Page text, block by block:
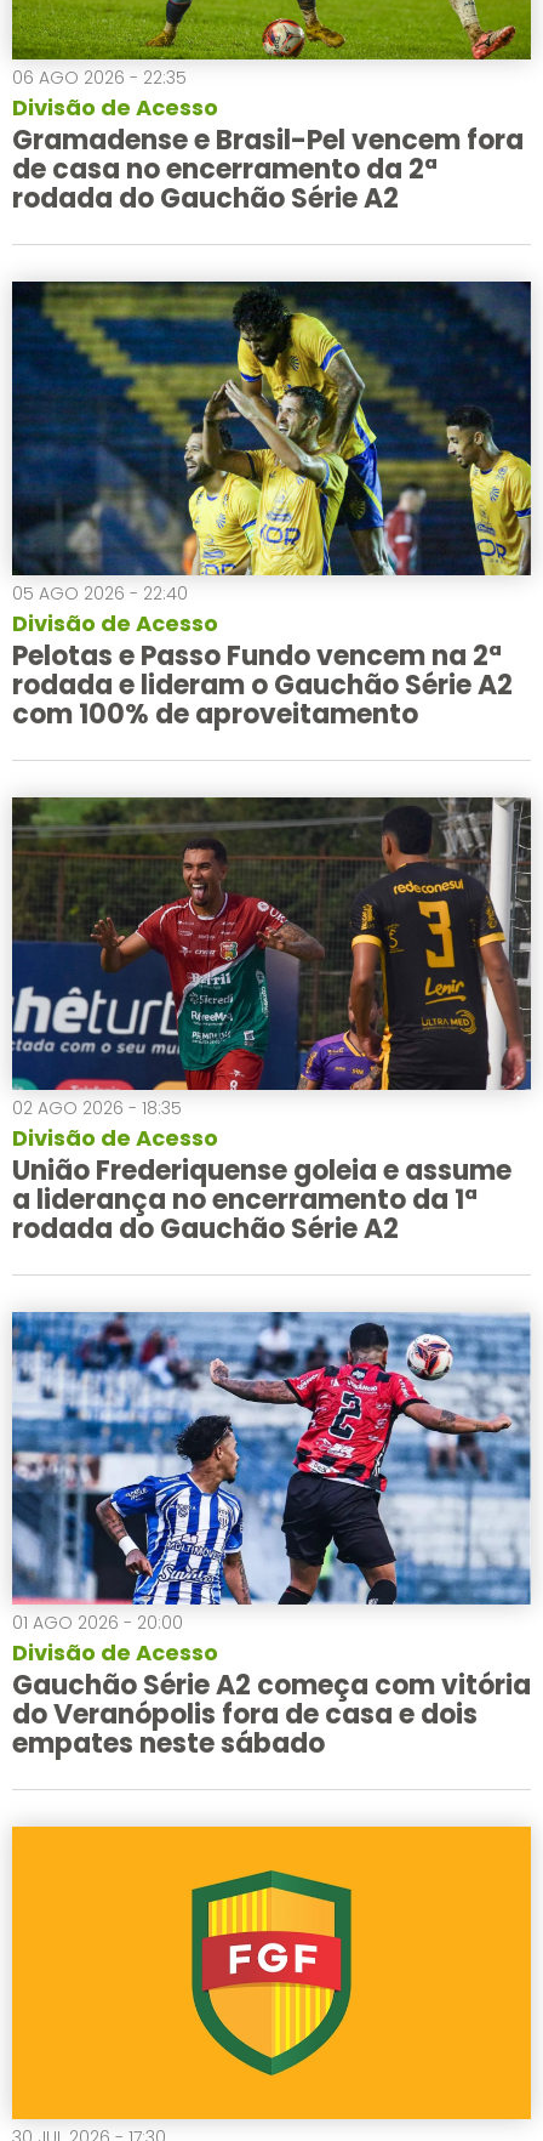
06 AGO 2026 - 22:35
Divisão de Acesso
Gramadense e Brasil-Pel vencem fora
de casa no encerramento da 2ª
rodada do Gauchão Série A2
05 AGO 2026 - 22:40
Divisão de Acesso
Pelotas e Passo Fundo vencem na 2ª
rodada e lideram o Gauchão Série A2
com 100% de aproveitamento
02 AGO 2026 - 18:35
Divisão de Acesso
União Frederiquense goleia e assume
a liderança no encerramento da 1ª
rodada do Gauchão Série A2
01 AGO 2026 - 20:00
Divisão de Acesso
Gauchão Série A2 começa com vitória
do Veranópolis fora de casa e dois
empates neste sábado